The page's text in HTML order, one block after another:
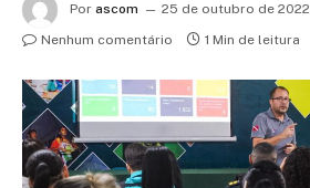
Por ascom
25 de outubro de 2022
Nenhum comentário
1 Min de leitura